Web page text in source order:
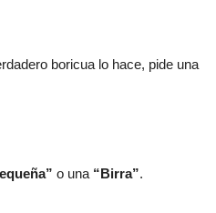
boricua lo hace, pide una
o una“Birra”.